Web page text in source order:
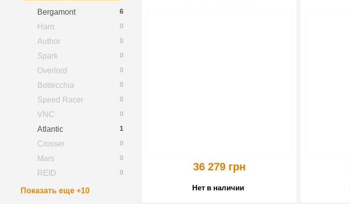
36 279 грн
Нет в наличии
6
Bergamont
0
Haro
0
Author
0
Spark
0
Overlord
0
Bottecchia
0
Speed Racer
0
VNC
1
Atlantic
0
Crosser
0
Mars
0
REID
Показать еще +10